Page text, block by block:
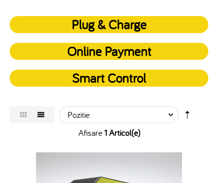
Plug & Charge
Online Payment
Smart Control
Afisare1 Articol(e)